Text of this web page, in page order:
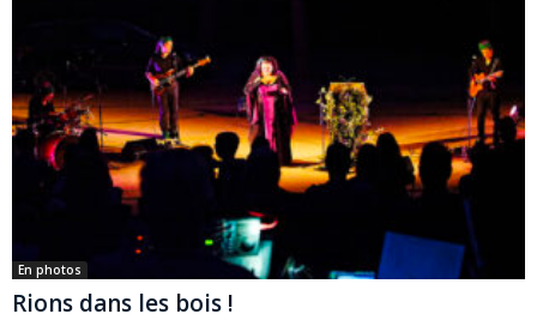
En photos
Rions dans les bois !